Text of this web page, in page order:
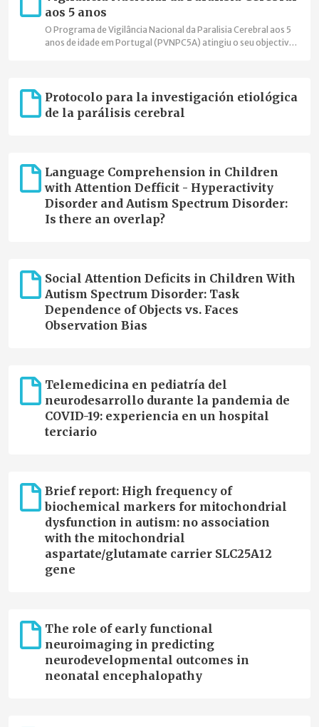
aos 5 anos
O Programa de Vigilância Nacional da Paralisia Cerebral aos 5
anos de idade em Portugal (PVNPC5A) atingiu o seu objectivo
com o Joint Research Centre da Comissão Europeia para
integrar a Plataforma Europeia de Registos de Doenças
Raras."
Protocolo para la investigación etiológica
de la parálisis cerebral
Language Comprehension in Children
with Attention Defficit - Hyperactivity
Disorder and Autism Spectrum Disorder:
Is there an overlap?
Social Attention Deficits in Children With
Autism Spectrum Disorder: Task
Dependence of Objects vs. Faces
Observation Bias
Telemedicina en pediatría del
neurodesarrollo durante la pandemia de
COVID-19: experiencia en un hospital
terciario
Brief report: High frequency of
biochemical markers for mitochondrial
dysfunction in autism: no association
with the mitochondrial
aspartate/glutamate carrier SLC25A12
gene
The role of early functional
neuroimaging in predicting
neurodevelopmental outcomes in
neonatal encephalopathy